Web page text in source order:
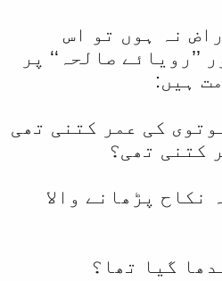
نہ ہوں تو اس
صالحہ‘‘ پر
ہیں:
کی عمر کتنی تھی
کتنی تھی؟
پڑھانے والا
گیا تھا؟